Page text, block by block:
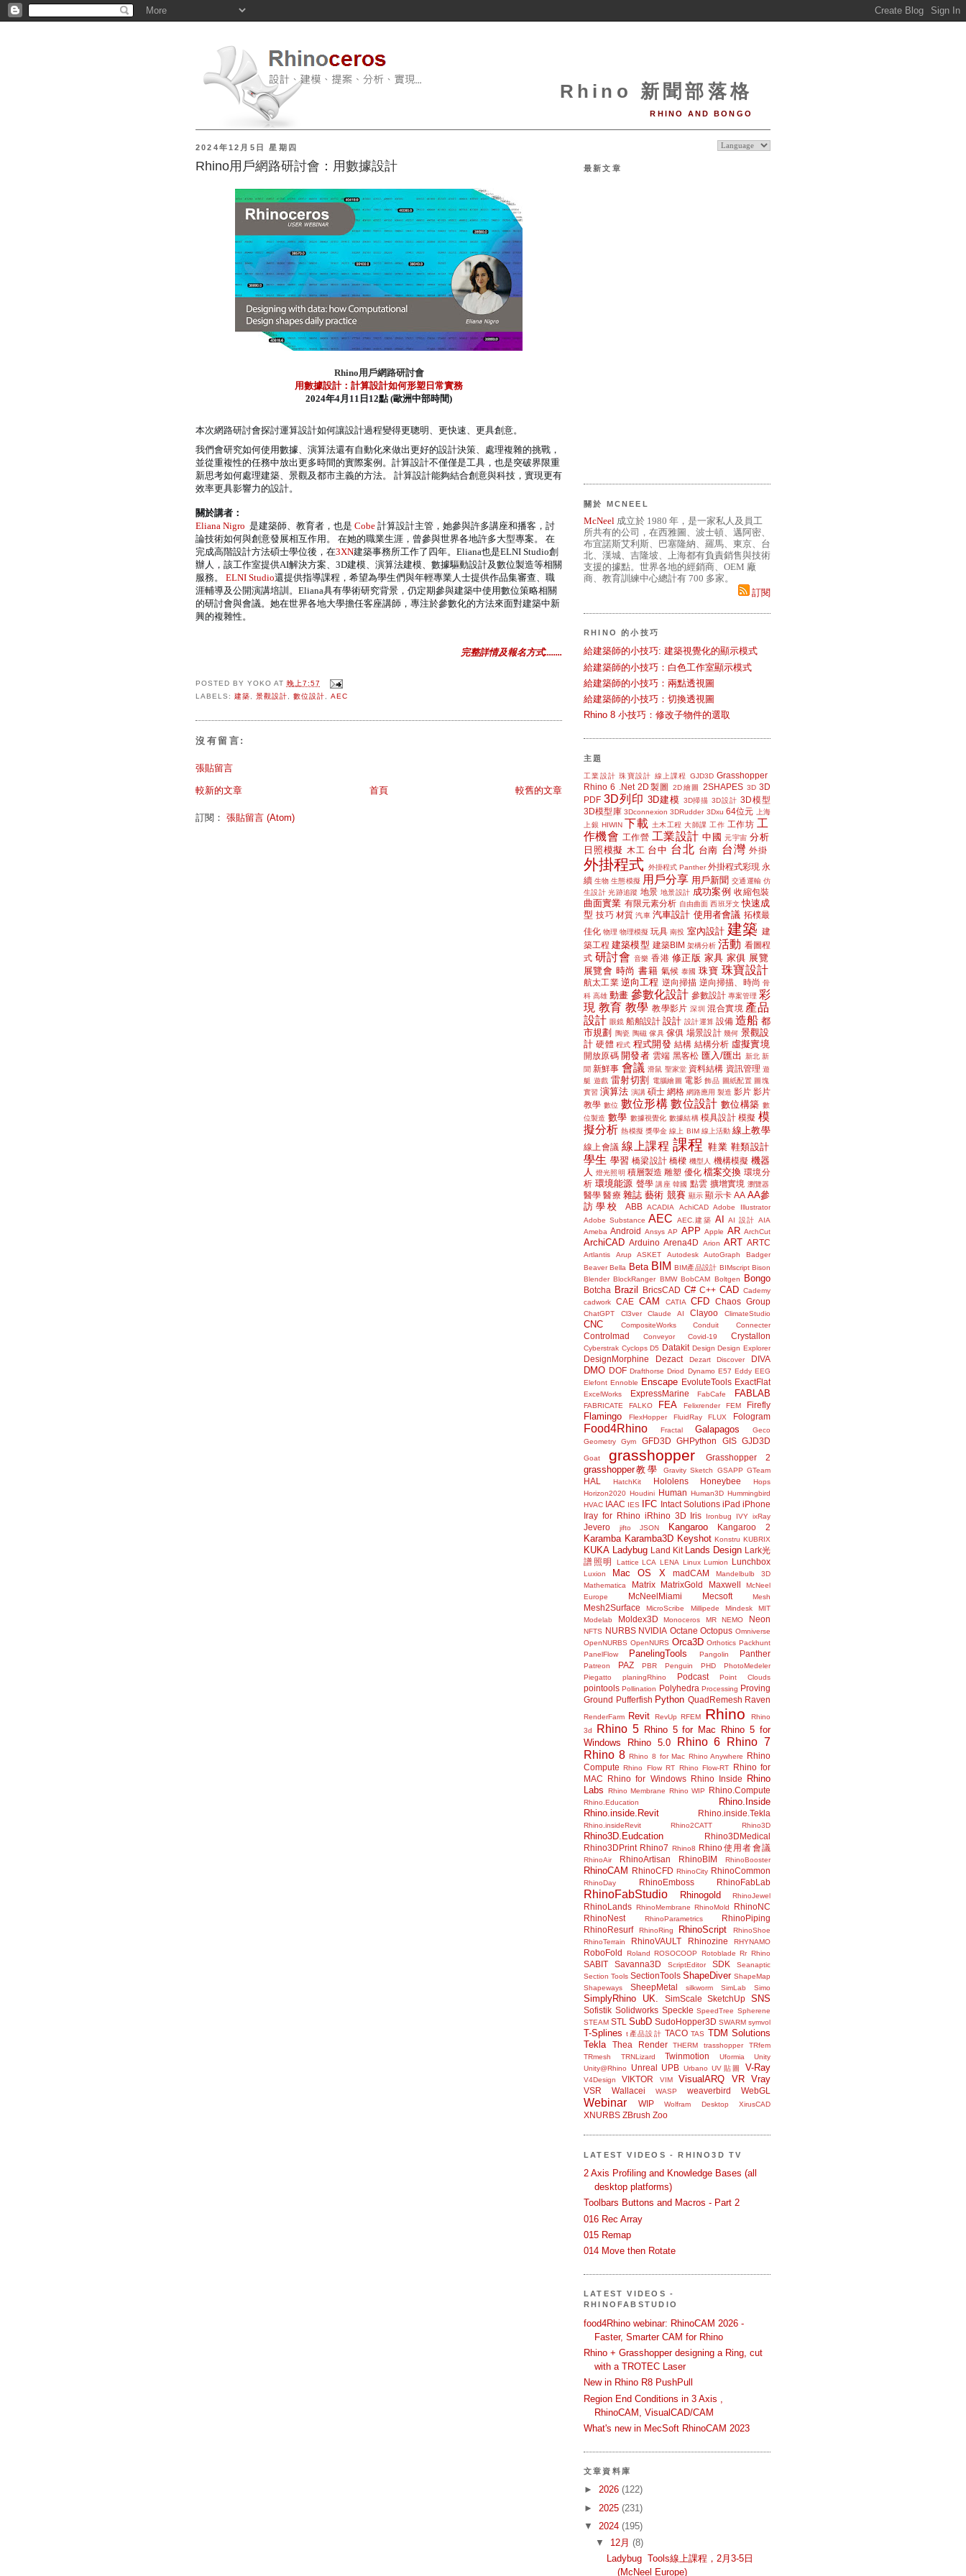
Rhino 新聞部落格
RHINO AND BONGO
2024年12月5日 星期四
Rhino用戶網路研討會：用數據設計
Rhino用戶網路研討會
用數據設計：計算設計如何形塑日常實務
2024年4月11日12點 (歐洲中部時間)
本次網路研討會探討運算設計如何讓設計過程變得更聰明、更快速、更具創意。
我們會研究如何使用數據、演算法還有自動化來做出更好的設計決策、處理複雜的挑戰，
並從重複性的任務中放出更多時間的實際案例。計算設計不僅僅是工具，也是突破界限重
新思考如何處理建築、景觀及都市主義的方法。 計算設計能夠結合創意與科技，實現更有
效率更具影響力的設計。
關於講者：
Eliana Nigro 是建築師、教育者，也是 Cobe 計算設計主管，她參與許多講座和播客，討
論技術如何與創意發展相互作用。 在她的職業生涯，曾參與世界各地許多大型專案。 在
完成高階設計方法碩士學位後，在3XN建築事務所工作了四年。Eliana也是ELNI Studio創
辦人，該工作室提供AI解決方案、3D建模、演算法建模、數據驅動設計及數位製造等相關
服務。 ELNI Studio還提供指導課程，希望為學生們與年輕專業人士提供作品集審查、職
涯輔導及公開演講培訓。Eliana具有學術研究背景，仍定期參與建築中使用數位策略相關
的研討會與會議。她在世界各地大學擔任客座講師，專注於參數化的方法來面對建築中新
興的複雜性。
完整詳情及報名方式........
POSTED BY YOKO AT 晚上7:57
LABELS: 建築 景觀設計 數位設計 AEC
沒有留言:
張貼留言
較新的文章 較舊的文章
首頁
訂閱： 張貼留言 (Atom)
最新文章
關於 MCNEEL
McNeel 成立於 1980 年，是一家私人及員工
所共有的公司，在西雅圖、波士頓、邁阿密、
布宜諾斯艾利斯、巴塞隆納、羅馬、東京、台
北、漢城、吉隆坡、上海都有負責銷售與技術
支援的據點。世界各地的經銷商、OEM 廠
商、教育訓練中心總計有 700 多家。
訂閱
RHINO 的小技巧
給建築師的小技巧: 建築視覺化的顯示模式
給建築師的小技巧：白色工作室顯示模式
給建築師的小技巧：兩點透視圖
給建築師的小技巧：切換透視圖
Rhino 8 小技巧：修改子物件的選取
主題
工業設計 珠寶設計 線上課程 GJD3D Grasshopper
Rhino 6
.Net 2D製圖 2D繪圖 2SHAPES 3D 3D
PDF 3D列印 3D建模 3D掃描 3D設計 3D模型
3D模型庫 3Dconnexion 3DRudder 3Dxu 64位元
上海
上銀 HIWIN 下載 土木工程 大師課 工作 工作坊 工
作機會 工作營 工業設計 中國 元宇宙 分析
日照模擬
木工 台中 台北 台南 台灣 外掛
外掛程式 外掛程式 Panther 外掛程式彩現 永
續 生物 生態模擬 用戶分享 用戶新聞 交通運輸 仿
生設計 光跡追蹤 地景 地景設計 成功案例 收縮包裝
曲面實業 有限元素分析 自由曲面 西班牙文 快速成
型 技巧 材質 汽車 汽車設計 使用者會議 拓樸最
佳化 物理 物理模擬 玩具 南投 室內設計 建築 建
築工程 建築模型 建築BIM 架構分析 活動 看圖程
式 研討會 音樂 香港 修正版 家具 家俱 展覽
展覽會 時尚 書籍 氣候 泰國 珠寶 珠寶設計
航太工業 逆向工程 逆向掃描 逆向掃描、時尚 骨
科 高雄 動畫 參數化設計 參數設計 專案管理 彩
現 教育 教學 教學影片 深圳 混合實境 產品
設計 眼鏡 船舶設計 設計 設計運算 設備 造船 都
市規劃
陶瓷 陶磁 傢具 傢俱 場景設計 幾何 景觀設
計 硬體 程式 程式開發 結構 結構分析 虛擬實境
開放原碼 開發者 雲端 黑客松 匯入/匯出 新北 新
聞 新鮮事 會議 滑鼠 聖家堂 資料結構 資訊管理 遊
艇 遊戲 雷射切割 電腦繪圖 電影 飾品 圖紙配置 圖塊
實習 演算法 演講 碩士 網格 網路應用 製造 影片 影片
教學 數位 數位形構 數位設計 數位構築 數
位製造 數學 數據視覺化 數據結構 模具設計 模擬 模
擬分析 熱模擬 獎學金 線上 BIM 線上活動 線上教學
線上會議 線上課程 課程 鞋業 鞋類設計
學生 學習 橋梁設計 橋樑 機型人 機構模擬 機器
人
燈光照明 積層製造 雕塑 優化 檔案交換 環境分
析 環境能源 聲學 講座 韓國 點雲 擴增實境 瀏覽器
醫學 醫療 雜誌 藝術 競賽 顯示 顯示卡 AA AA參
訪學校
ABB ACADIA AchiCAD
Adobe Illustrator
Adobe Substance AEC AEC.建築 AI AI 設計 AIA
Ameba Android Ansys AP APP Apple AR ArchCut
ArchiCAD Arduino Arena4D Arion ART ARTC
Artlantis Arup ASKET Autodesk AutoGraph
Badger
Beaver Bella Beta BIM BIM產品設計 BIMscript Bison
Blender BlockRanger BMW BobCAM Boltgen Bongo
Botcha Brazil BricsCAD C# C++ CAD Cademy
cadwork
CAE CAM CATIA CFD Chaos Group
ChatGPT Cl3ver Claude AI Clayoo ClimateStudio
CNC CompositeWorks Conduit Connecter
Controlmad Conveyor Covid-19 Crystallon
Cyberstrak Cyclops D5 Datakit Design Design Explorer
DesignMorphine Dezact Dezart Discover DIVA
DMO DOF Drafthorse Driod Dynamo E57 Eddy EEG
Elefont Ennoble Enscape EvoluteTools ExactFlat
ExcelWorks ExpressMarine FabCafe FABLAB
FABRICATE FALKO FEA Felixrender FEM Firefly
Flamingo FlexHopper FluidRay FLUX Fologram
Food4Rhino Fractal Galapagos
Geco
Geometry Gym
GFD3D GHPython GIS GJD3D
Goat grasshopper Grasshopper 2
grasshopper教學 Gravity Sketch GSAPP GTeam
HAL HatchKit Hololens Honeybee
Hops
Horizon2020 Houdini Human Human3D Hummingbird
HVAC IAAC IES IFC Intact Solutions iPad iPhone
Iray for Rhino iRhino 3D Iris Ironbug IVY ixRay
Jevero jifto JSON Kangaroo Kangaroo 2
Karamba Karamba3D Keyshot Konstru KUBRIX
KUKA Ladybug Land Kit Lands Design Lark光
譜照明
Lattice LCA LENA Linux Lumion Lunchbox
Luxion Mac OS X madCAM
Mandelbulb 3D
Mathematica
Matrix MatrixGold Maxwell
McNeel
Europe
McNeelMiami Mecsoft Mesh
Mesh2Surface MicroScribe Millipede Mindesk
MIT
Modelab
Moldex3D Monoceros MR NEMO Neon
NFTS NURBS NVIDIA Octane Octopus Omniverse
OpenNURBS OpenNURS Orca3D Orthotics Packhunt
PanelFlow
PanelingTools Pangolin Panther
Patreon PAZ PBR Penguin PHD
PhotoMedeler
Piegatto
planingRhino Podcast Point Clouds
pointools Pollination Polyhedra Processing Proving
Ground Pufferfish Python QuadRemesh Raven
RenderFarm Revit RevUp RFEM Rhino
Rhino
3d
Rhino 5 Rhino 5 for Mac
Rhino 5 for
Windows
Rhino 5.0 Rhino 6
Rhino 7
Rhino 8 Rhino 8 for Mac Rhino Anywhere
Rhino
Compute Rhino Flow RT Rhino Flow-RT
Rhino for
MAC
Rhino for Windows Rhino Inside
Rhino
Labs
Rhino Membrane Rhino WIP Rhino.Compute
Rhino.Education
Rhino.Inside
Rhino.inside.Revit
Rhino.inside.Tekla
Rhino.insideRevit Rhino2CATT Rhino3D
Rhino3D.Eudcation
Rhino3DMedical
Rhino3DPrint Rhino7 Rhino8 Rhino使用者會議
RhinoAir RhinoArtisan RhinoBIM RhinoBooster
RhinoCAM RhinoCFD RhinoCity RhinoCommon
RhinoDay RhinoEmboss RhinoFabLab
RhinoFabStudio Rhinogold RhinoJewel
RhinoLands RhinoMembrane RhinoMold
RhinoNC
RhinoNest
RhinoParametrics
RhinoPiping
RhinoResurf
RhinoRing RhinoScript
RhinoShoe
RhinoTerrain
RhinoVAULT Rhinozine RHYNAMO
RoboFold Roland ROSOCOOP Rotoblade Rr Rhino
SABIT Savanna3D ScriptEditor SDK
Seanaptic
Section Tools SectionTools ShapeDiver ShapeMap
Shapeways
SheepMetal silkworm SimLab Simo
SimplyRhino UK. SimScale SketchUp SNS
Sofistik Solidworks Speckle SpeedTree Spherene
STEAM STL SubD SudoHopper3D SWARM symvol
T-Splines t產品設計 TACO TAS TDM Solutions
Tekla
Thea Render THERM trasshopper
TRfem
TRmesh
TRNLizard Twinmotion Uformia
Unity
Unity@Rhino
Unreal UPB Urbano UV貼圖 V-Ray
V4Design VIKTOR VIM VisualARQ VR Vray
VSR Wallacei WASP weaverbird WebGL
Webinar WIP Wolfram Desktop XirusCAD
XNURBS ZBrush Zoo
LATEST VIDEOS - RHINO3D TV
2 Axis Profiling and Knowledge Bases (all
desktop platforms)
Toolbars Buttons and Macros - Part 2
016 Rec Array
015 Remap
014 Move then Rotate
LATEST VIDEOS -
RHINOFABSTUDIO
food4Rhino webinar: RhinoCAM 2026 -
Faster, Smarter CAM for Rhino
Rhino + Grasshopper designing a Ring, cut
with a TROTEC Laser
New in Rhino R8 PushPull
Region End Conditions in 3 Axis ,
RhinoCAM, VisualCAD/CAM
What's new in MecSoft RhinoCAM 2023
文章資料庫
► 2026 (122)
► 2025 (231)
▼ 2024 (195)
▼ 12月 (8)
Ladybug Tools線上課程，2月3-5日
(McNeel Europe)